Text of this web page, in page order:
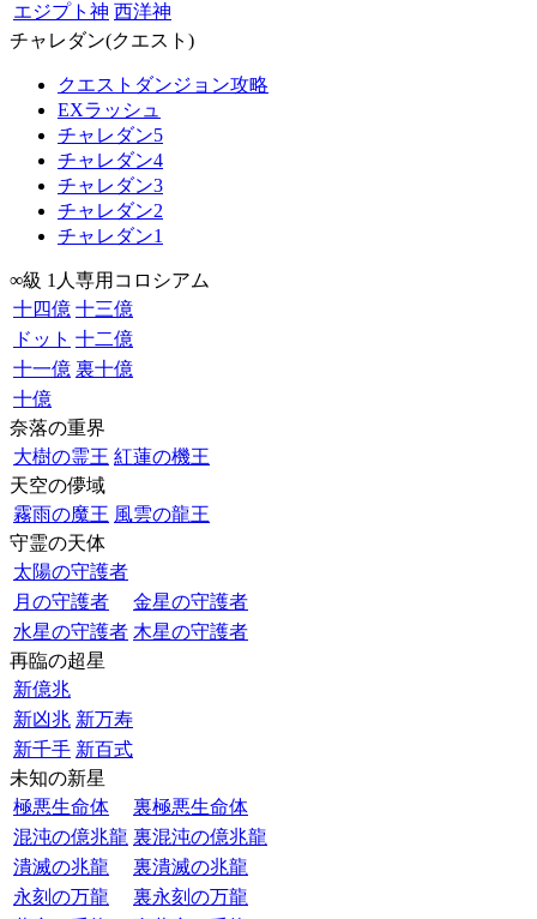
エジプト神 西洋神
チャレダン(クエスト)
クエストダンジョン攻略
EXラッシュ
チャレダン5
チャレダン4
チャレダン3
チャレダン2
チャレダン1
∞級 1人専用コロシアム
十四億 十三億
ドット 十二億
十一億 裏十億
十億
奈落の重界
大樹の霊王 紅蓮の機王
天空の儚域
霧雨の魔王 風雲の龍王
守霊の天体
太陽の守護者
月の守護者
金星の守護者
水星の守護者 木星の守護者
再臨の超星
新億兆
新凶兆 新万寿
新千手 新百式
未知の新星
極悪生命体
裏極悪生命体
混沌の億兆龍 裏混沌の億兆龍
潰滅の兆龍
裏潰滅の兆龍
永刻の万龍
裏永刻の万龍